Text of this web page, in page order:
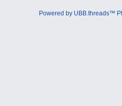
Powered by UBB.threads™